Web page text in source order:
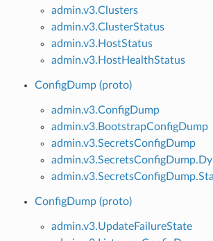
admin.v3.Clusters
admin.v3.ClusterStatus
admin.v3.HostStatus
admin.v3.HostHealthStatus
ConfigDump (proto)
admin.v3.ConfigDump
admin.v3.BootstrapConfigDump
admin.v3.SecretsConfigDump
ConfigDump (proto)
admin.v3.UpdateFailureState